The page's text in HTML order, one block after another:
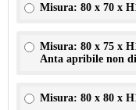
Misura: 80 x 70 x
Misura: 80 x 75 x
Anta apribile non
Misura: 80 x 80 x